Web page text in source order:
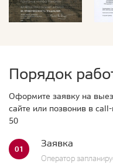
Порядок
Оформите заявку на
сайте или позвонив в
50
01 Заявка
Оператор